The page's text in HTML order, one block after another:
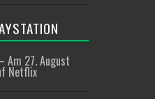
Am 27. August
Netflix